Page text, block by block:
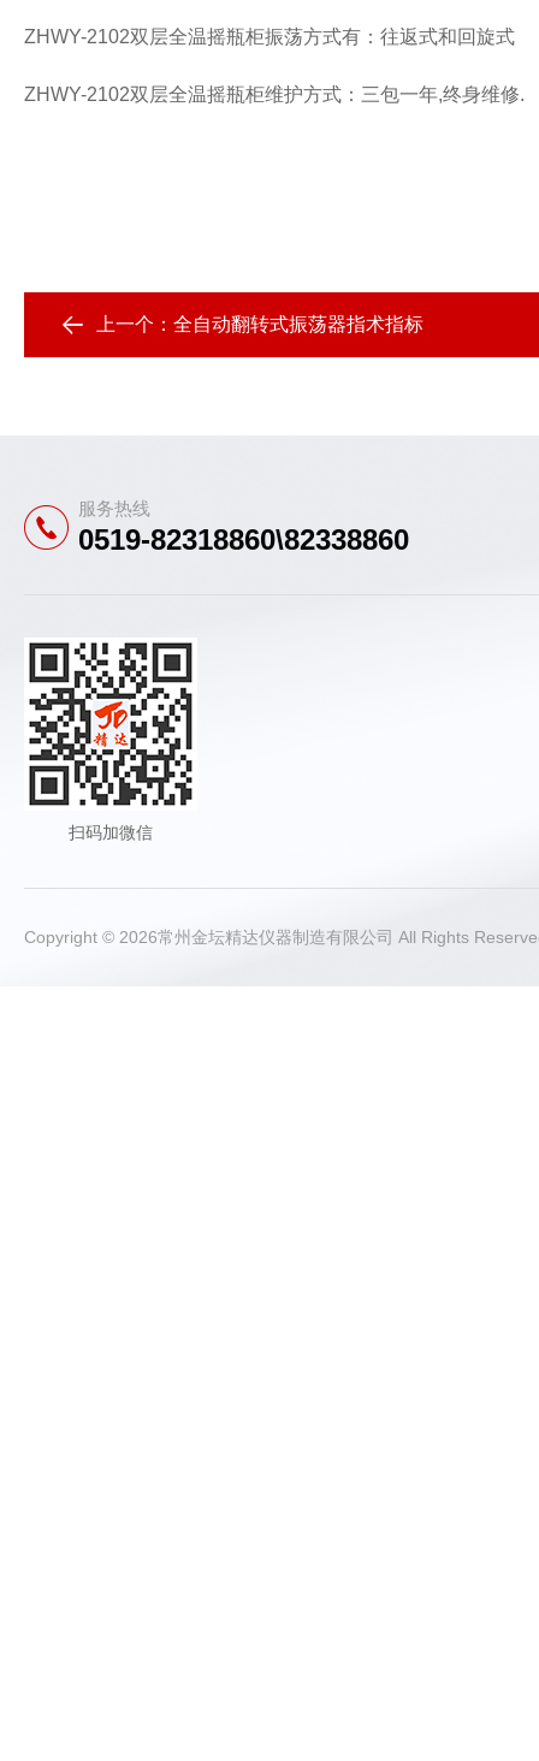
ZHWY-2102双层全温摇瓶柜振荡方式有：往返式和回旋式
ZHWY-2102双层全温摇瓶柜维护方式：三包一年,终身维修.
上一个： 全自动翻转式振荡器指术指标
服务热线
0519-82318860\82338860
扫码加微信
Copyright © 2026常州金坛精达仪器制造有限公司 All Rights